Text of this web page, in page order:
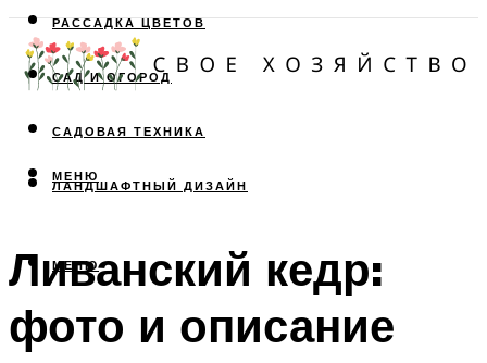
РАССАДКА ЦВЕТОВ
САД И ОГОРОД
САДОВАЯ ТЕХНИКА
ЛАНДШАФТНЫЙ ДИЗАЙН
МЕНЮ
МЕНЮ
Ливанский кедр:
фото и описание